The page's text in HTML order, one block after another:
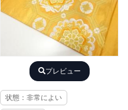
プレビュー
状態：非常によい